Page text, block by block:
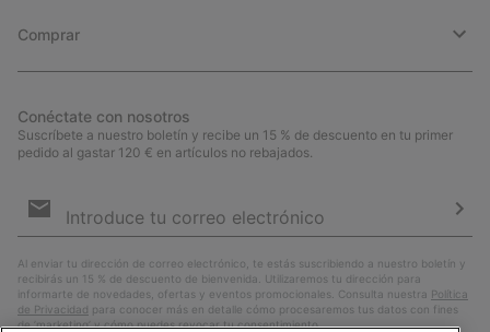
Comprar
Conéctate con nosotros
Suscríbete a nuestro boletín y recibe un 15 % de descuento en tu primer
pedido al gastar 120 € en artículos no rebajados.
de
Al enviar tu dirección de correo electrónico, te estás suscribiendo a nuestro boletín y
recibirás un 15 % de descuento de bienvenida. Utilizaremos tu dirección para
informarte de novedades, ofertas y eventos promocionales. Consulta nuestra Política
de Privacidad para conocer más en detalle cómo procesaremos tus datos con fines
de ’marketing’ y cómo puedes revocar tu consentimiento.